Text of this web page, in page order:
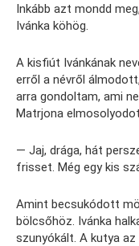
Inkább azt mondd
Ivánka köhög.
A kisfiút Ivánkának
erről a névről
arra gondoltam, ami
Matrjona
— Jaj, drága, hát
frisset. Még egy kis
Amint becsukódott
bölcsőhöz. Ivánka
szunyókált. A kutya